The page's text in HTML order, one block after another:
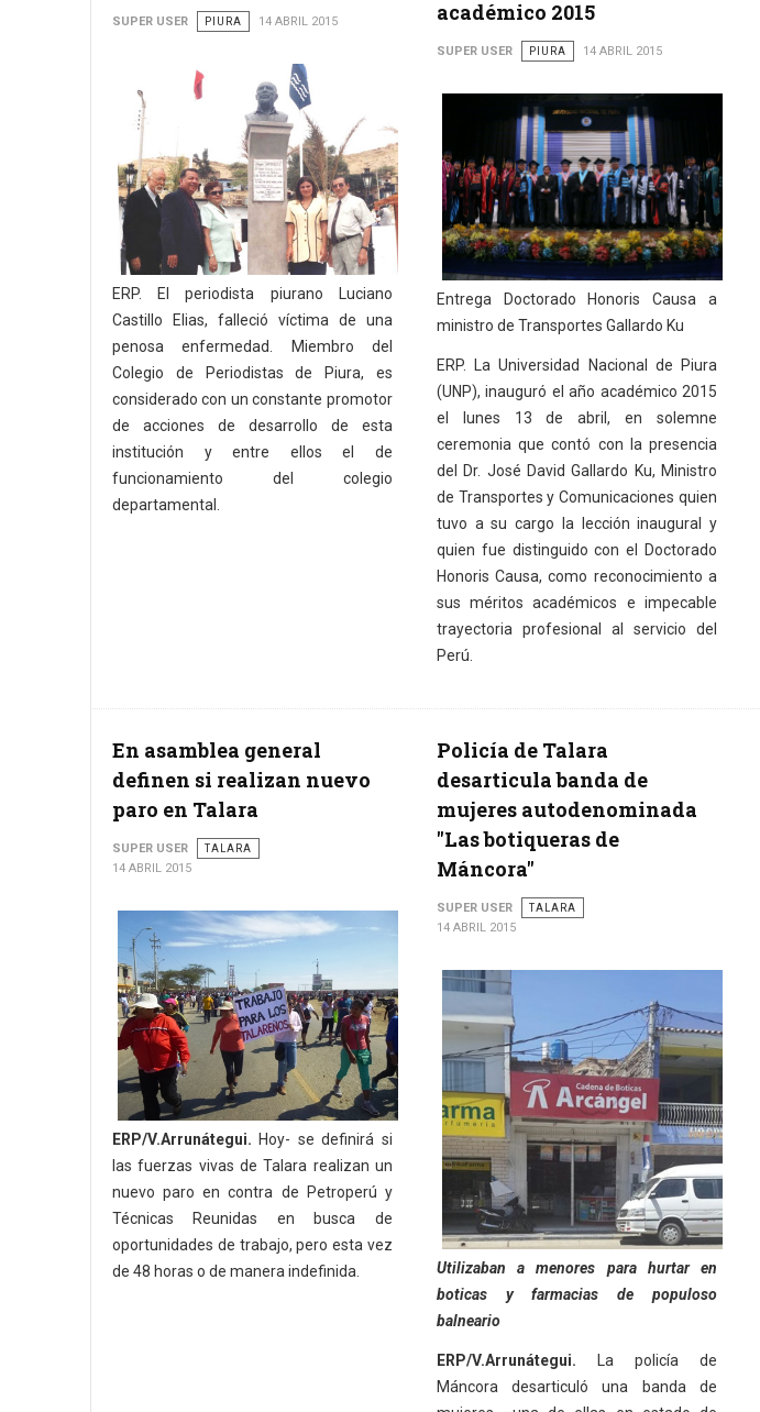
SUPER USER PIURA 14 ABRIL 2015
ERP. El periodista piurano Luciano
Castillo Elias, falleció víctima de una
penosa enfermedad. Miembro del
Colegio de Periodistas de Piura, es
considerado con un constante promotor
de acciones de desarrollo de esta
institución y entre ellos el de
funcionamiento del colegio
departamental.
académico 2015
SUPER USER PIURA 14 ABRIL 2015
Entrega Doctorado Honoris Causa a
ministro de Transportes Gallardo Ku
ERP. La Universidad Nacional de Piura
(UNP), inauguró el año académico 2015
el lunes 13 de abril, en solemne
ceremonia que contó con la presencia
del Dr. José David Gallardo Ku, Ministro
de Transportes y Comunicaciones quien
tuvo a su cargo la lección inaugural y
quien fue distinguido con el Doctorado
Honoris Causa, como reconocimiento a
sus méritos académicos e impecable
trayectoria profesional al servicio del
Perú.
En asamblea general
definen si realizan nuevo
paro en Talara
SUPER USER
TALARA
14 ABRIL 2015
ERP/V.Arrunátegui. Hoy- se definirá si
las fuerzas vivas de Talara realizan un
nuevo paro en contra de Petroperú y
Técnicas Reunidas en busca de
oportunidades de trabajo, pero esta vez
de 48 horas o de manera indefinida.
Policía de Talara
desarticula banda de
mujeres autodenominada
"Las botiqueras de
Máncora"
SUPER USER
TALARA
14 ABRIL 2015
Utilizaban a menores para hurtar en
boticas y farmacias de populoso
balneario
ERP/V.Arrunátegui. La policía de
Máncora desarticuló una banda de